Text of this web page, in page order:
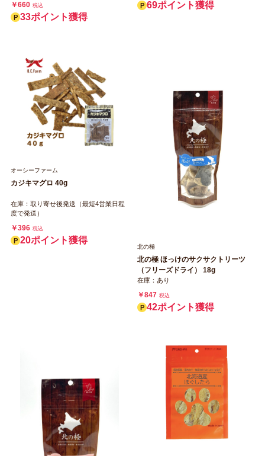
￥660 税込
33ポイント獲得
69ポイント獲得
オーシーファーム
カジキマグロ 40g
在庫：取り寄せ後発送（最短4営業日程
度で発送）
￥396 税込
20ポイント獲得
北の極
北の極 ほっけのサクサクトリーツ
（フリーズドライ） 18g
在庫：あり
￥847 税込
42ポイント獲得